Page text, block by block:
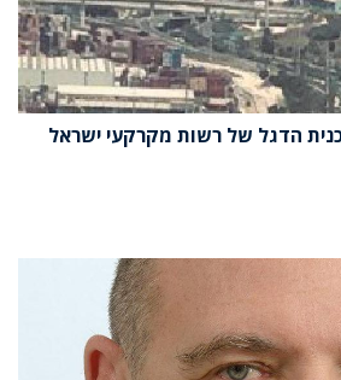
הדגל של רשות מקרקעי ישראל